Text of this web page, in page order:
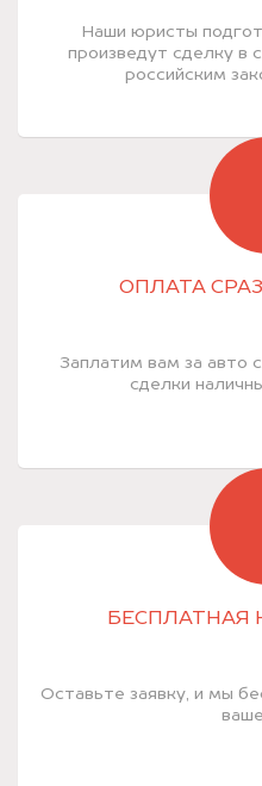
Наши юристы
произведут сделку в
российским
ОПЛАТА
Заплатим вам за авто
сделки
БЕСПЛАТНАЯ
Оставьте заявку, и мы